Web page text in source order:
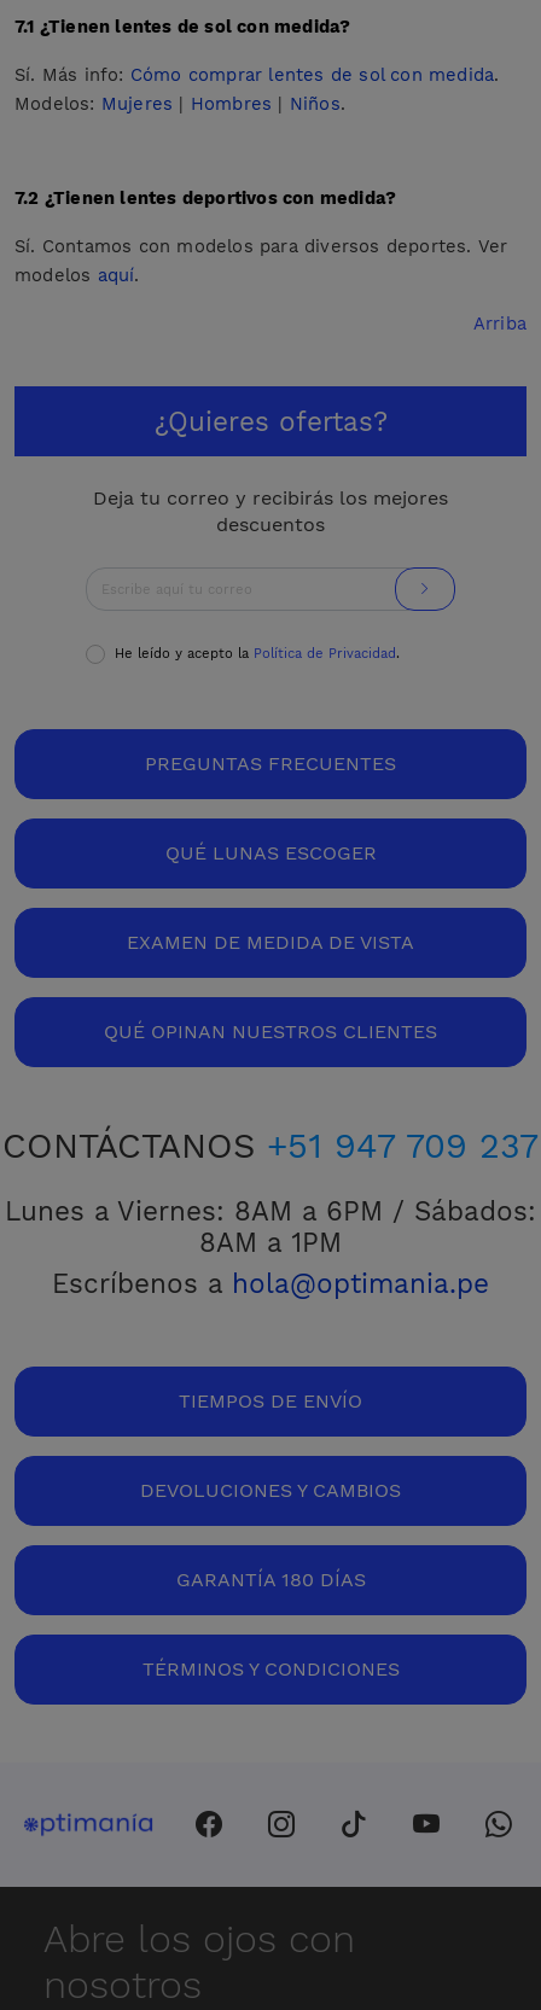
7.1 ¿Tienen lentes de sol con medida?
Sí. Más info: Cómo comprar lentes de sol con medida.
Modelos: Mujeres | Hombres | Niños.
7.2 ¿Tienen lentes deportivos con medida?
Sí. Contamos con modelos para diversos deportes. Ver
modelos aquí.
Arriba
¿Quieres ofertas?
Deja tu correo y recibirás los mejores
descuentos
He leído y acepto la Política de Privacidad .
PREGUNTAS FRECUENTES
QUÉ LUNAS ESCOGER
EXAMEN DE MEDIDA DE VISTA
QUÉ OPINAN NUESTROS CLIENTES
CONTÁCTANOS +51 947 709 237
Lunes a Viernes: 8AM a 6PM / Sábados:
8AM a 1PM
Escríbenos a hola@optimania.pe
TIEMPOS DE ENVÍO
DEVOLUCIONES Y CAMBIOS
GARANTÍA 180 DÍAS
TÉRMINOS Y CONDICIONES
Abre los ojos con
nosotros